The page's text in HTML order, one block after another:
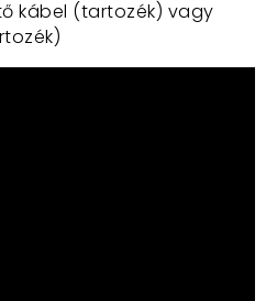
kábel (tartozék) vagy